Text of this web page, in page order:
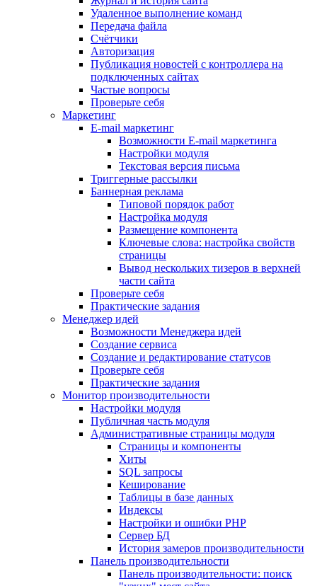
Удаленное выполнение команд
Передача файла
Счётчики
Авторизация
Публикация новостей с контроллера на
подключенных сайтах
Частые вопросы
Проверьте себя
Маркетинг
E-mail маркетинг
Возможности E-mail маркетинга
Настройки модуля
Текстовая версия письма
Триггерные рассылки
Баннерная реклама
Типовой порядок работ
Настройка модуля
Размещение компонента
Ключевые слова: настройка свойств
страницы
Вывод нескольких тизеров в верхней
части сайта
Проверьте себя
Практические задания
Менеджер идей
Возможности Менеджера идей
Создание сервиса
Создание и редактирование статусов
Проверьте себя
Практические задания
Монитор производительности
Настройки модуля
Публичная часть модуля
Административные страницы модуля
Страницы и компоненты
Хиты
SQL запросы
Кеширование
Таблицы в базе данных
Индексы
Настройки и ошибки PHP
Сервер БД
История замеров производительности
Панель производительности
Панель производительности: поиск